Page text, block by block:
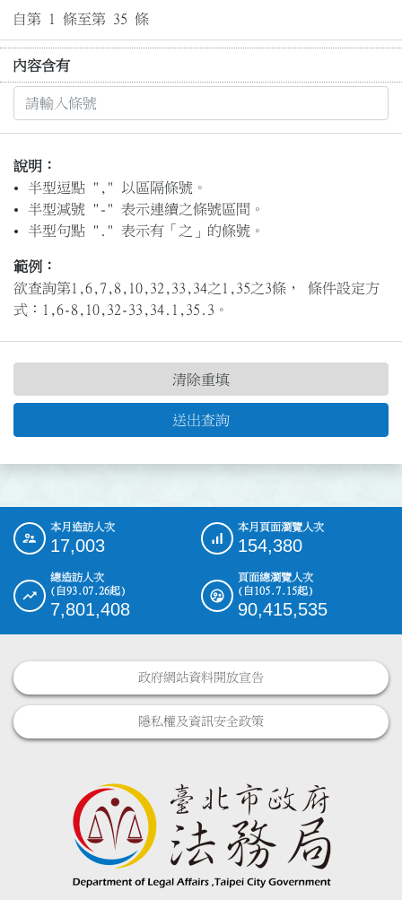
自第 1 條至第 35 條
內容含有
說明：
半型逗點 "," 以區隔條號。
半型減號 "-" 表示連續之條號區間。
半型句點 "." 表示有「之」的條號。
範例：
欲查詢第1,6,7,8,10,32,33,34之1,35之3條， 條件設定方
式：1,6-8,10,32-33,34.1,35.3。
送出查詢
清除重填
::: 本月造訪人次
17,003
本月頁面瀏覽人次
154,380
總造訪人次
(自93.07.26起)
7,801,408
頁面總瀏覽人次
(自105.7.15起)
90,415,535
政府網站資料開放宣告
隱私權及資訊安全政策